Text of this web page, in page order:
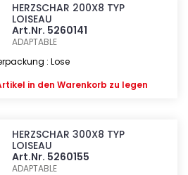
HERZSCHAR 200X8 TYP
LOISEAU
Art.Nr. 5260141
ADAPTABLE
: Lose
in den Warenkorb zu legen
HERZSCHAR 300X8 TYP
LOISEAU
Art.Nr. 5260155
ADAPTABLE